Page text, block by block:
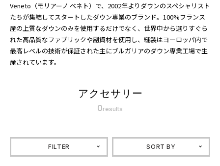
Veneto（モリアーノ ベネト）で、2002年よりダウンのスペシャリスト
たちが集結してスタートしたダウン専業のブランド。100%フランス
産の上質なダウンのみを使用するだけでなく、世界中から選りすぐら
れた高品質なファブリックや副資材を使用し、縫製はヨーロッパ内で
最高レベルの技術が保証された主にブルガリアのダウン専業工場で生
産されています。
アクセサリー
0results
FILTER SORT BY